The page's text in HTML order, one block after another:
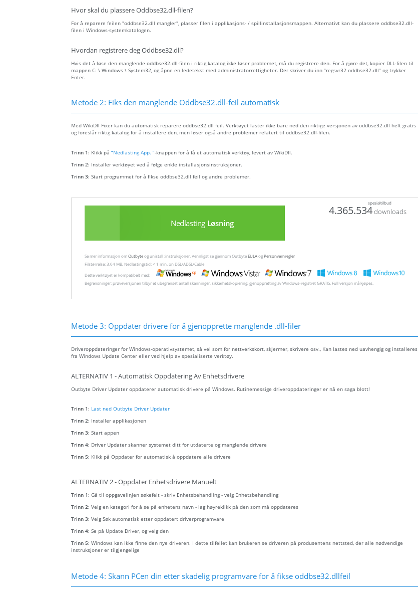
Hvor skal du plassere Oddbse32.dll-filen?
For å reparere feilen "oddbse32.dll mangler", plasser filen i applikasjons- / spillinstallasjonsmappen. Alternativt kan du plassere oddbse32.dll-
filen i Windows-systemkatalogen.
Hvordan registrere deg Oddbse32.dll?
Hvis det å løse den manglende oddbse32.dll-filen i riktig katalog ikke løser problemet, må du registrere den. For å gjøre det, kopier DLL-filen til
mappen C: \ Windows \ System32, og åpne en ledetekst med administratorrettigheter. Der skriver du inn “regsvr32 oddbse32.dll” og trykker
Enter.
Metode 2: Fiks den manglende Oddbse32.dll-feil automatisk
Med WikiDll Fixer kan du automatisk reparere oddbse32.dll feil. Verktøyet laster ikke bare ned den riktige versjonen av oddbse32.dll helt gratis
og foreslår riktig katalog for å installere den, men løser også andre problemer relatert til oddbse32.dll-filen.
Trinn 1: Klikk på “Nedlasting App. ”-knappen for å få et automatisk verktøy, levert av WikiDll.
Trinn 2: Installer verktøyet ved å følge enkle installasjonsinstruksjoner.
Trinn 3: Start programmet for å fikse oddbse32.dll feil og andre problemer.
spesialtilbud
Nedlasting Løsning
4.365.534downloads
Se mer informasjon omOutbyteog unistall :instruksjoner. Vennligst se gjennom OutbyteEULAogPersonvernregler
Filstørrelse: 3.04 MB, Nedlastingstid: < 1 min. on DSL/ADSL/Cable
Dette verktøyet er kompatibelt med:
Begrensninger: prøveversjonen tilbyr et ubegrenset antall skanninger, sikkerhetskopiering, gjenoppretting av Windows-registret GRATIS. Full versjon må kjøpes.
Metode 3: Oppdater drivere for å gjenopprette manglende .dll-filer
Driveroppdateringer for Windows-operativsystemet, så vel som for nettverkskort, skjermer, skrivere osv., Kan lastes ned uavhengig og installeres
fra Windows Update Center eller ved hjelp av spesialiserte verktøy.
ALTERNATIV 1 - Automatisk Oppdatering Av Enhetsdrivere
Outbyte Driver Updater oppdaterer automatisk drivere på Windows. Rutinemessige driveroppdateringer er nå en saga blott!
Trinn 1: Last ned Outbyte Driver Updater
Trinn 2: Installer applikasjonen
Trinn 3: Start appen
Trinn 4: Driver Updater skanner systemet ditt for utdaterte og manglende drivere
Trinn 5: Klikk på Oppdater for automatisk å oppdatere alle drivere
ALTERNATIV 2 - Oppdater Enhetsdrivere Manuelt
Trinn 1: Gå til oppgavelinjen søkefelt - skriv Enhetsbehandling - velg Enhetsbehandling
Trinn 2: Velg en kategori for å se på enhetens navn - lag høyreklikk på den som må oppdateres
Trinn 3: Velg Søk automatisk etter oppdatert driverprogramvare
Trinn 4: Se på Update Driver, og velg den
Trinn 5: Windows kan ikke finne den nye driveren. I dette tilfellet kan brukeren se driveren på produsentens nettsted, der alle nødvendige
instruksjoner er tilgjengelige
Metode 4: Skann PCen din etter skadelig programvare for å fikse oddbse32.dllfeil